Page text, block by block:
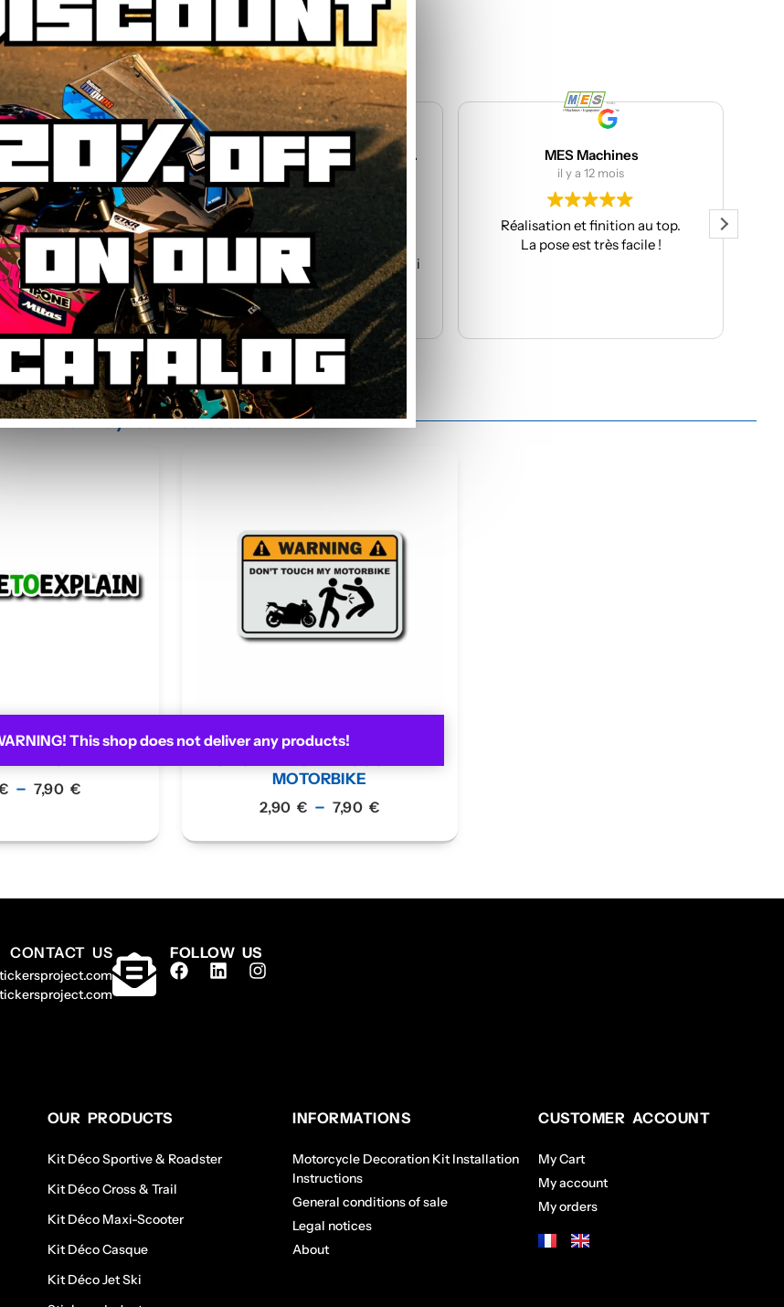
This shop does not deliver any products!
AVIS CLIENTS
kit déco
réactifs et
se posent
plus!!
Gilles Pfeiffer (AllElementsActionSports)
il y a 10 mois
Super expérience avec Stickers
project. Belle qualité de kit deco.
J’ai pris un kit de base sur lequel j’ai
fait poser mes sponsors.
Anthony m’a même mis à jour le kit
car la face avant me plaisait
moyennement.
À refaire pour la prochaine moto !
Lire la suite
MES Machines
Réalisation et finition au top.
La pose est très facile !
Très beau
rapide.
You may be interested in...
– 7,90 €
MOTORBIKE
2,90€ – 7,90 €
CONTACT US FOLLOW US
OUR PRODUCTS
Kit Déco Sportive & Roadster
Kit Déco Cross & Trail
Kit Déco Maxi-Scooter
Kit Déco Casque
Kit Déco Jet Ski
INFORMATIONS
Motorcycle Decoration Kit Installation
Instructions
General conditions of sale
Legal notices
About
CUSTOMER ACCOUNT
My Cart
My account
My orders